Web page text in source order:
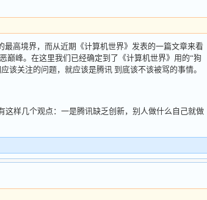
高境界，而从近期《计算机世界》发表的一篇文章来看
巅峰。在这里我们已经确定到了《计算机世界》用的“狗
该关注的问题，就应该是腾讯 到底该不该被骂的事情。
样几个观点：一是腾讯缺乏创新，别人做什么自己就做